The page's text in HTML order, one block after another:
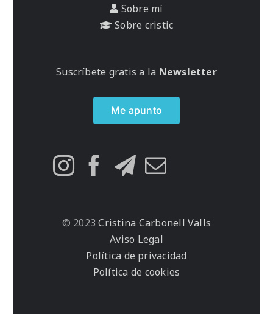
Sobre mí
Sobre cristic
Suscríbete gratis a la Newsletter
Me apunto
© 2023 Cristina Carbonell Valls
Aviso Legal
Política de privacidad
Política de cookies